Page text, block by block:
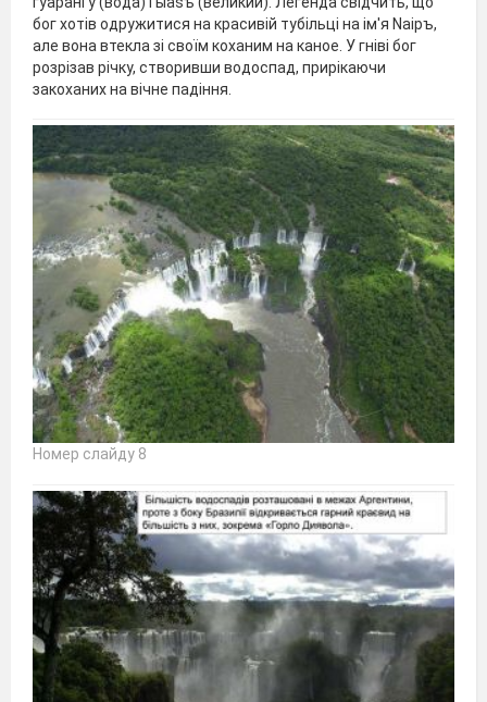
бог хотів одружитися на красивій тубільці на ім'я Naipъ,
але вона втекла зі своїм коханим на каное. У гніві бог
розрізав річку, створивши водоспад, прирікаючи
закоханих на вічне падіння.
Номер слайду 8